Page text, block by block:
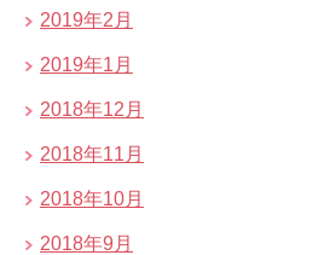
2019年2月
2019年1月
2018年12月
2018年11月
2018年10月
2018年9月